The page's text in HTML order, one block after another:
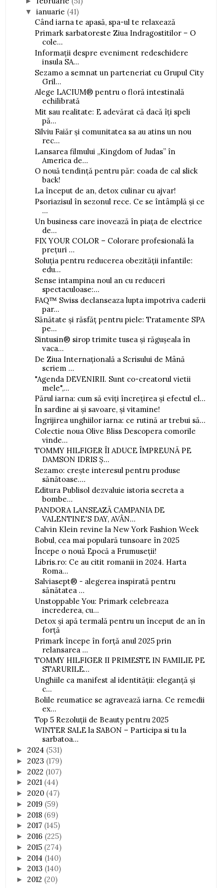
▼ianuarie (41)
Când iarna te apasă, spa-ul te relaxează
Primark sarbatoreste Ziua Indragostitilor – O
cole...
Informații despre eveniment redeschidere
insula SA...
Sezamo a semnat un parteneriat cu Grupul City
Gril...
Alege LACIUM® pentru o floră intestinală
echilibrată
Mit sau realitate: E adevărat că dacă îți speli
pă...
Silviu Faiăr și comunitatea sa au atins un nou
rec...
Lansarea filmului „Kingdom of Judas” în
America de...
O nouă tendință pentru păr: coada de cal slick
back!
La început de an, detox culinar cu ajvar!
Psoriazisul în sezonul rece. Ce se întâmplă și ce
...
Un business care inovează în piața de electrice
de...
FIX YOUR COLOR – Colorare profesională la
prețuri ...
Soluția pentru reducerea obezității infantile:
edu...
Sense intampina noul an cu reduceri
spectaculoase:...
FAQ™ Swiss declanseaza lupta impotriva caderii
par...
Sănătate și răsfăț pentru piele: Tratamente SPA
pe...
Sintusin® sirop trimite tusea și răgușeala în
vaca...
De Ziua Internațională a Scrisului de Mână
scriem ...
"Agenda DEVENIRII. Sunt co-creatorul vietii
mele",...
Părul iarna: cum să eviți încrețirea și efectul el...
În sardine ai și savoare, și vitamine!
Îngrijirea unghiilor iarna: ce rutină ar trebui să...
Colectie noua Olive Bliss Descopera comorile
vinde...
TOMMY HILFIGER ÎI ADUCE ÎMPREUNĂ PE
DAMSON IDRIS Ș...
Sezamo: crește interesul pentru produse
sănătoase....
Editura Publisol dezvaluie istoria secreta a
bombe...
PANDORA LANSEAZĂ CAMPANIA DE
VALENTINE'S DAY, AVÂN...
Calvin Klein revine la New York Fashion Week
Bobul, cea mai populară tunsoare în 2025
Începe o nouă Epocă a Frumuseții!
Libris.ro: Ce au citit romanii in 2024. Harta
Roma...
Salviasept® - alegerea inspirată pentru
sănătatea ...
Unstoppable You: Primark celebreaza
increderea, cu...
Detox și apă termală pentru un început de an în
forță
Primark începe în forță anul 2025 prin
relansarea ...
TOMMY HILFIGER II PRIMESTE IN FAMILIE PE
STARURILE...
Unghiile ca manifest al identității: eleganță și
c...
Bolile reumatice se agravează iarna. Ce remedii
ex...
Top 5 Rezoluții de Beauty pentru 2025
WINTER SALE la SABON – Participa si tu la
sarbatoa...
►2024 (531)
►2023 (179)
►2022 (107)
►2021 (44)
►2020 (47)
►2019 (59)
►2018 (69)
►2017 (145)
►2016 (225)
►2015 (274)
►2014 (140)
►2013 (140)
►2012 (20)